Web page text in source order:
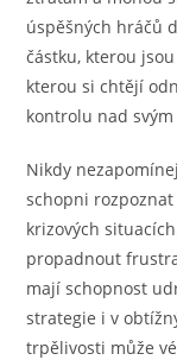
úspěšných hráčů
částku, kterou
kterou si chtějí
kontrolu nad
Nikdy
schopni
krizových
propadnout
mají schopnost
strategie i v
trpělivosti může